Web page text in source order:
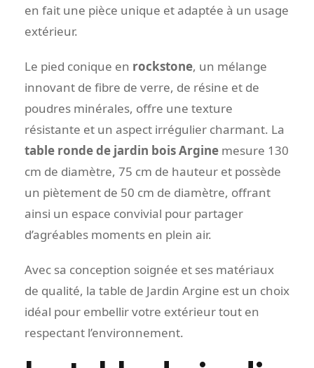
en fait une pièce unique et adaptée à un usage
extérieur.
Le pied conique en rockstone, un mélange
innovant de fibre de verre, de résine et de
poudres minérales, offre une texture
résistante et un aspect irrégulier charmant. La
table ronde de jardin bois Argine mesure 130
cm de diamètre, 75 cm de hauteur et possède
un piètement de 50 cm de diamètre, offrant
ainsi un espace convivial pour partager
d’agréables moments en plein air.
Avec sa conception soignée et ses matériaux
de qualité, la table de Jardin Argine est un choix
idéal pour embellir votre extérieur tout en
respectant l’environnement.